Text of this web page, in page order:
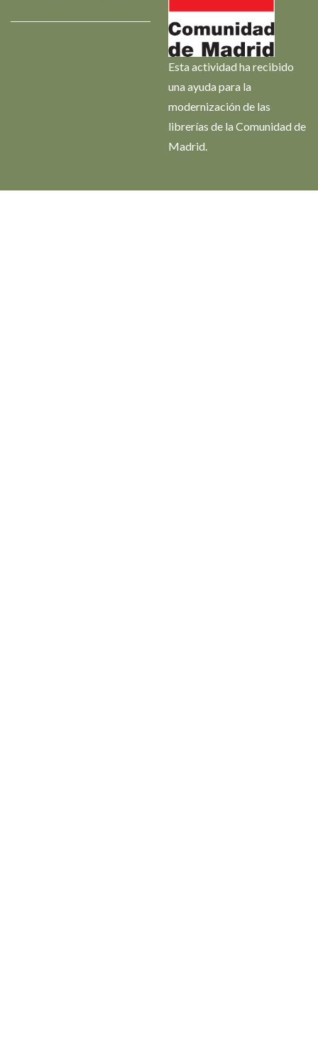
Esta actividad ha recibido
una ayuda para la
modernización de las
librerías de la Comunidad de
Madrid.